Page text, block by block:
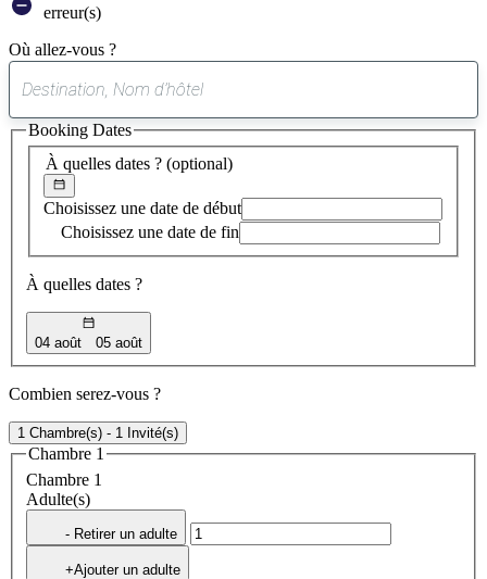
erreur(s)
Où allez-vous ?
suggestion
trouvée
À quelles dates ? (optional)
Choisissez une date de début
Choisissez une date de fin
À quelles dates ?
04 août 05 août
Booking Dates
Combien serez-vous ?
1 Chambre(s) - 1 Invité(s)
Chambre 1
Chambre 1
Adulte(s)
- Retirer un adulte
+Ajouter un adulte